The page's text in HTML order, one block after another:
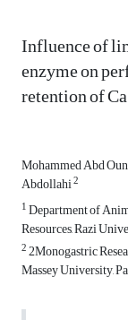
Influence of
enzyme on
retention of
Mohammed Abd
Abdollahi2
1Department of
Resources, Razi
22Monogastric
Massey University,